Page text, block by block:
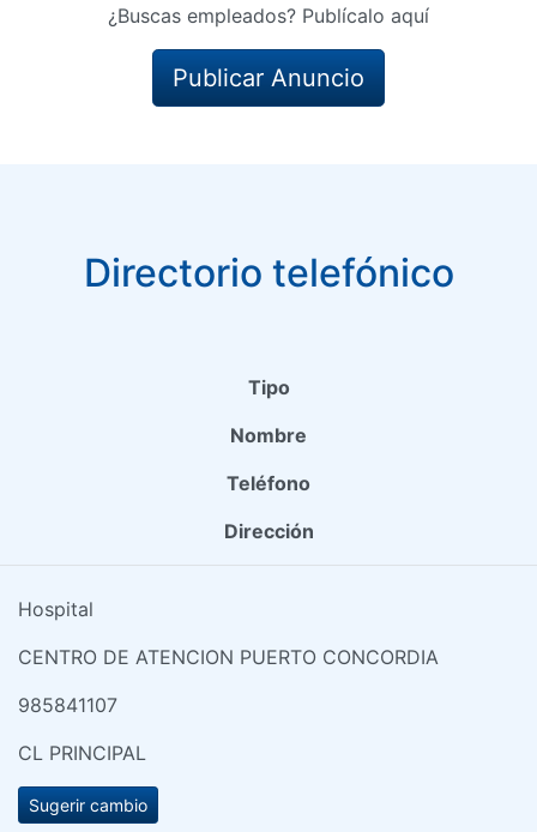
¿Buscas empleados? Publícalo aquí
Publicar Anuncio
Directorio telefónico
Tipo
Nombre
Teléfono
Dirección
Hospital
CENTRO DE ATENCION PUERTO CONCORDIA
985841107
CL PRINCIPAL
Sugerir cambio